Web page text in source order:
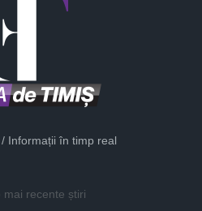
Informații în timp real
mai recente știri